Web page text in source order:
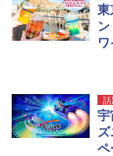
東
話
宇
ペ